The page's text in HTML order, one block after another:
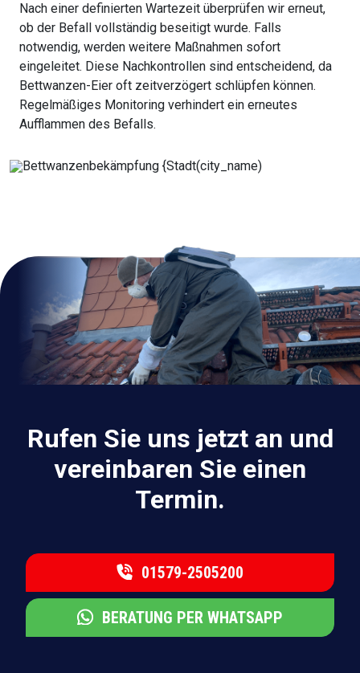
Nach einer definierten Wartezeit überprüfen wir erneut,
ob der Befall vollständig beseitigt wurde. Falls
notwendig, werden weitere Maßnahmen sofort
eingeleitet. Diese Nachkontrollen sind entscheidend, da
Bettwanzen-Eier oft zeitverzögert schlüpfen können.
Regelmäßiges Monitoring verhindert ein erneutes
Aufflammen des Befalls.
Rufen Sie uns jetzt an und
vereinbaren Sie einen
Termin.
01579-2505200
BERATUNG PER WHATSAPP